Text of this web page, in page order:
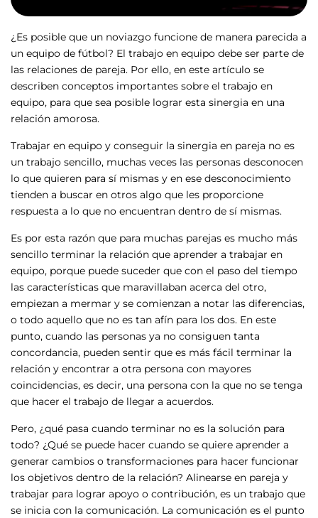
¿Es posible que un noviazgo funcione de manera parecida a
un equipo de fútbol? El trabajo en equipo debe ser parte de
las relaciones de pareja. Por ello, en este artículo se
describen conceptos importantes sobre el trabajo en
equipo, para que sea posible lograr esta sinergia en una
relación amorosa.
Trabajar en equipo y conseguir la sinergia en pareja no es
un trabajo sencillo, muchas veces las personas desconocen
lo que quieren para sí mismas y en ese desconocimiento
tienden a buscar en otros algo que les proporcione
respuesta a lo que no encuentran dentro de sí mismas.
Es por esta razón que para muchas parejas es mucho más
sencillo terminar la relación que aprender a trabajar en
equipo, porque puede suceder que con el paso del tiempo
las características que maravillaban acerca del otro,
empiezan a mermar y se comienzan a notar las diferencias,
o todo aquello que no es tan afín para los dos. En este
punto, cuando las personas ya no consiguen tanta
concordancia, pueden sentir que es más fácil terminar la
relación y encontrar a otra persona con mayores
coincidencias, es decir, una persona con la que no se tenga
que hacer el trabajo de llegar a acuerdos.
Pero, ¿qué pasa cuando terminar no es la solución para
todo? ¿Qué se puede hacer cuando se quiere aprender a
generar cambios o transformaciones para hacer funcionar
los objetivos dentro de la relación? Alinearse en pareja y
trabajar para lograr apoyo o contribución, es un trabajo que
se inicia con la comunicación. La comunicación es el punto